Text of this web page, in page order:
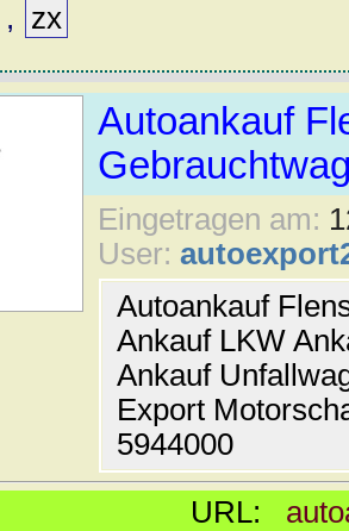
, zx
Autoankauf
Eingetragen am:
User:
Autoankauf
Ankauf LKW
Ankauf
Export
5944000
URL: